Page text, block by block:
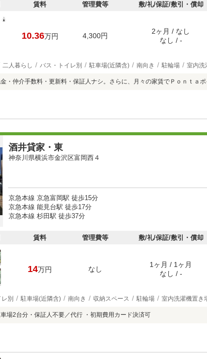
賃料 管理費等 敷/礼/保証/敷引・償却
10.36万円 4,300円
2ヶ月 / なし
なし / -
二人暮らし バス・トイレ別 駐車場(近隣含) 南向き 駐輪場 室内洗
・仲介手数料・更新料・保証人ナシ。さらに、月々の家賃でＰｏｎｔａポ
酒井貸家・東
神奈川県横浜市金沢区富岡西４
京急本線 京急富岡駅 徒歩15分
京急本線 能見台駅 徒歩17分
京急本線 杉田駅 徒歩37分
賃料 管理費等 敷/礼/保証/敷引・償却
14万円 なし
1ヶ月 / 1ヶ月
なし / -
別 駐車場(近隣含) 南向き 収納スペース 駐輪場 室内洗濯機置き
場2台分・保証人不要／代行 ・初期費用カード決済可